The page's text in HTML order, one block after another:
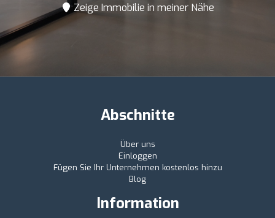
Zeige Immobilie in meiner Nähe
Abschnitte
Über uns
Einloggen
Fügen Sie Ihr Unternehmen kostenlos hinzu
Blog
Information